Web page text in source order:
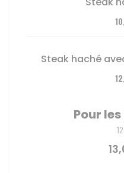
Steak haché
Pour